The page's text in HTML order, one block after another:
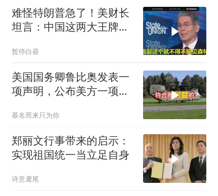
难怪特朗普急了！美财长
坦言：中国这两大王牌，
暂停白昼
美国国务卿鲁比奥发表一
项声明，公布美方一项重
慕名而来只为你
郑丽文行事带来的启示：
实现祖国统一当立足自身
诗意鸢尾